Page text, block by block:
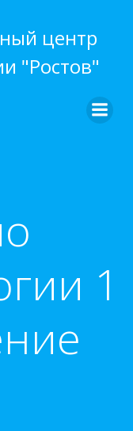
центр
"Ростов"
1